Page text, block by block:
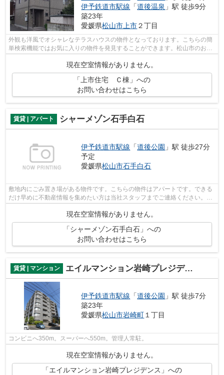
伊予鉄道市駅線 「道後温泉 」駅 徒歩9分
築23年
愛媛県松山市上市２丁目
外観も洋風でオシャレなテラスハウスの物件となっております。こちらの簡
単検索機能ではお気に入りの物件を発見することができます。松山市のお勧
現在空室情報がありません。
「上市住宅 Ｃ棟」への
お問い合わせはこちら
賃貸 | アパート シャーメゾン石手白石
伊予鉄道市駅線 「道後公園 」駅 徒歩27分
予定
愛媛県松山市石手白石
敷地内にごみ置き場がある物件です。こちらの物件はアパートです。できる
だけ早めに不動産情報を集めたい方は当社スタッフまでご連絡ください。地
現在空室情報がありません。
「シャーメゾン石手白石」への
お問い合わせはこちら
賃貸 | マンション エイルマンション岩崎プレジデンス
伊予鉄道市駅線 「道後公園 」駅 徒歩7分
築23年
愛媛県松山市岩崎町１丁目
コンビニへ350m。スーパーへ550m。管理人常駐。
現在空室情報がありません。
「エイルマンション岩崎プレジデンス」への